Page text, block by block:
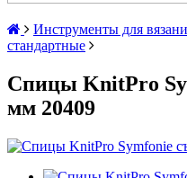
Инструменты для
стандартные
Спицы KnitPro
мм 20409